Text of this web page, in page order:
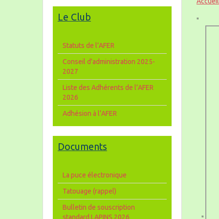
"
Le Club
Statuts de l’AFER
Conseil d'administration 2025-
2027
Liste des Adhérents de l’AFER
2026
Adhésion à l’AFER
Documents
La puce électronique
Tatouage (rappel)
Bulletin de souscription
standard LAPINS 2026